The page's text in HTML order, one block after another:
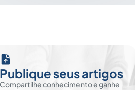
Publique seus artigos
Compartilhe conhecimento e ganhe